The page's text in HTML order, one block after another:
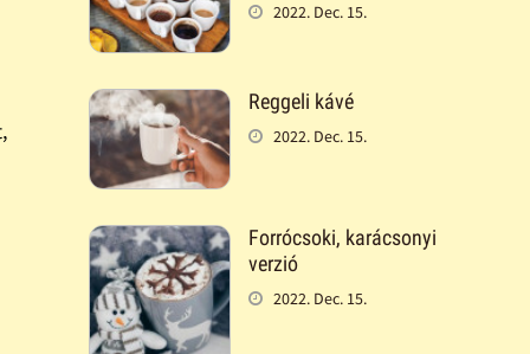
2022. Dec. 15.
Reggeli kávé
2022. Dec. 15.
Forrócsoki, karácsonyi
verzió
2022. Dec. 15.